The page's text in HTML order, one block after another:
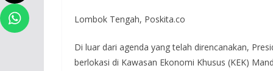
Lombok Tengah, Poskita.co
Di luar dari agenda yang telah direncanakan,
berlokasi di Kawasan Ekonomi Khusus (KEK)